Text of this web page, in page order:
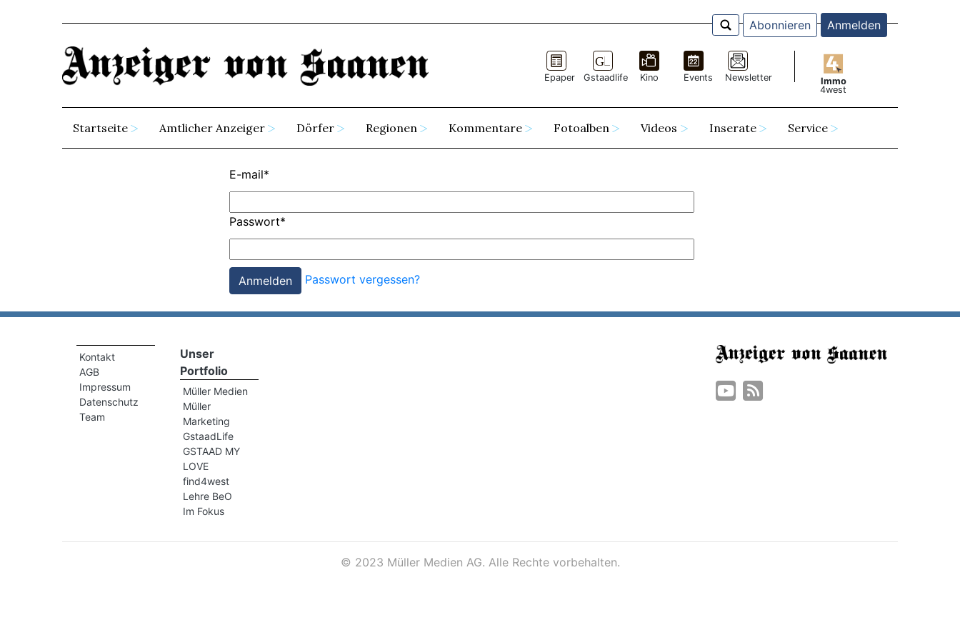
Abonnieren Anmelden
Epaper Gstaadlife Kino Events Newsletter
Immo
4west
Startseite Amtlicher Anzeiger Dörfer Regionen Kommentare Fotoalben Videos Inserate Service
E-mail*
Passwort*
Passwort vergessen?
Kontakt
AGB
Impressum
Datenschutz
Team
Unser
Portfolio
Müller Medien
Müller
Marketing
GstaadLife
GSTAAD MY
LOVE
find4west
Lehre BeO
Im Fokus
© 2023 Müller Medien AG. Alle Rechte vorbehalten.